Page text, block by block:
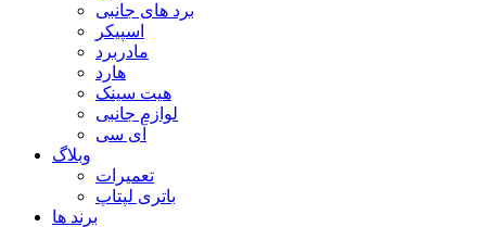
برد های جانبی
اسپیکر
مادربرد
هارد
هیت سینک
لوازم جانبی
آی سی
وبلاگ
تعمیرات
باتری لپتاپ
برند ها